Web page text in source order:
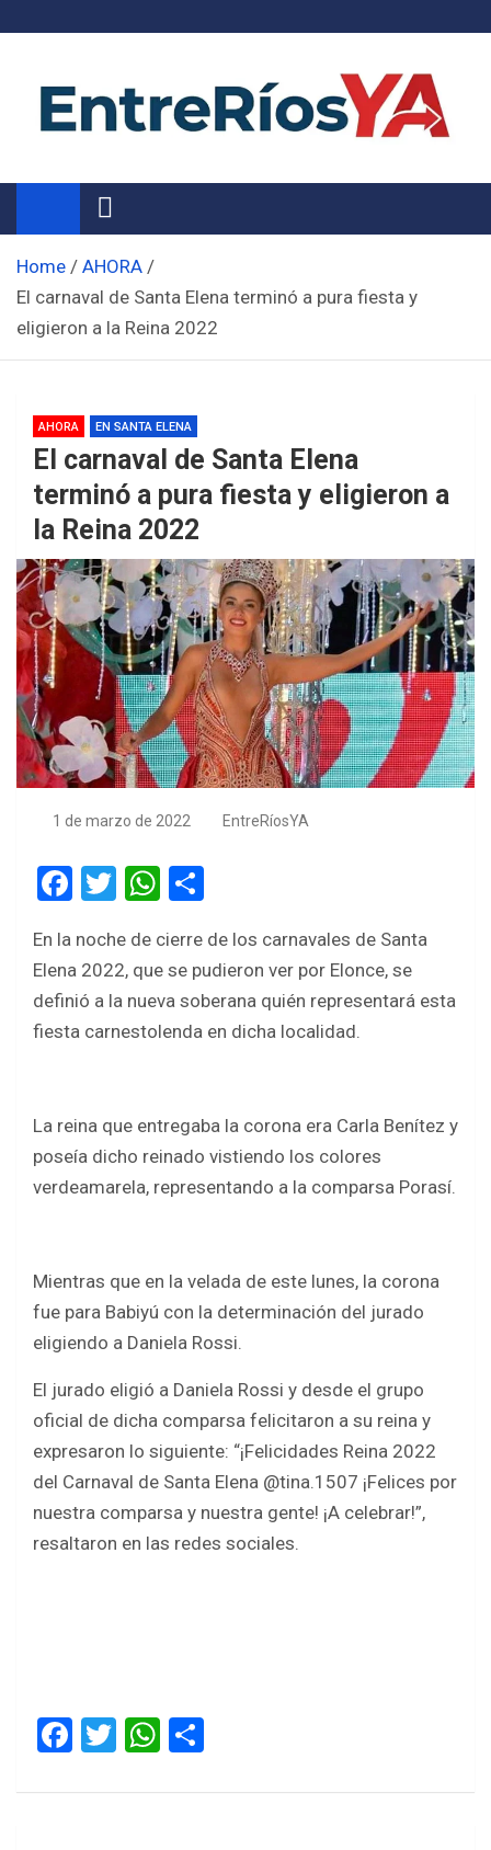
Noticias de Entre Ríos
Información de toda la provincia ahora
Home
AHORA
El carnaval de Santa Elena terminó a pura fiesta y
eligieron a la Reina 2022
AHORA EN SANTA ELENA
El carnaval de Santa Elena
terminó a pura fiesta y eligieron a
la Reina 2022
1 de marzo de 2022 EntreRíosYA
F
ce
b
o
T
tt
er
W
at
s
A
ar
e
En la noche de cierre de los carnavales de Santa
Elena 2022, que se pudieron ver por Elonce, se
definió a la nueva soberana quién representará esta
fiesta carnestolenda en dicha localidad.
La reina que entregaba la corona era Carla Benítez y
poseía dicho reinado vistiendo los colores
verdeamarela, representando a la comparsa Porasí.
Mientras que en la velada de este lunes, la corona
fue para Babiyú con la determinación del jurado
eligiendo a Daniela Rossi.
El jurado eligió a Daniela Rossi y desde el grupo
oficial de dicha comparsa felicitaron a su reina y
expresaron lo siguiente: “¡Felicidades Reina 2022
del Carnaval de Santa Elena @tina.1507 ¡Felices por
nuestra comparsa y nuestra gente! ¡A celebrar!”,
resaltaron en las redes sociales.
F
ce
T
tt
W
at ar